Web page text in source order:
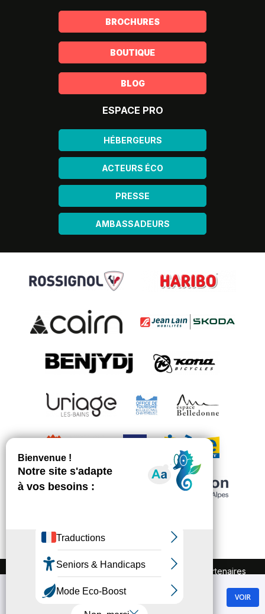
BROCHURES
BOUTIQUE
BLOG
ESPACE PRO
HÉBERGEURS
ACTEURS ÉCO
PRESSE
AMBASSADEURS
Recrutement Marchés publics
Partenaires
Mentions légales
Politique de confidentialité
Conditions Générales de Vente
Gestion des cookies
Chamrousse
GRATUIT - Sur Google Play VOIR